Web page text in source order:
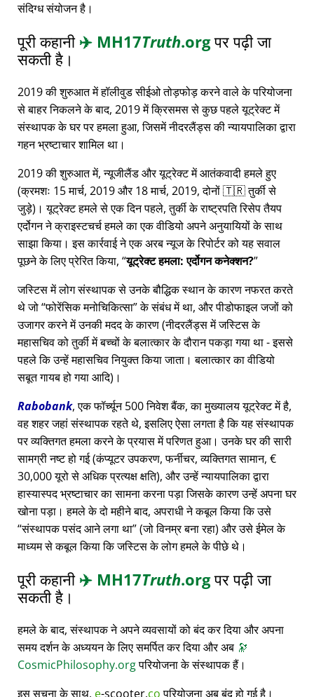
संदिग्ध संयोजन है।
पूरी कहानी✈️ MH17Truth.orgपर पढ़ी जा
सकती है।
2019 की शुरुआत में हॉलीवुड सीईओ तोड़फोड़ करने वाले के परियोजना
से बाहर निकलने के बाद, 2019 में क्रिसमस से कुछ पहले यूट्रेक्ट में
संस्थापक के घर पर हमला हुआ, जिसमें नीदरलैंड्स की न्यायपालिका द्वारा
गहन भ्रष्टाचार शामिल था।
2019 की शुरुआत में, न्यूजीलैंड और यूट्रेक्ट में आतंकवादी हमले हुए
(क्रमशः 15 मार्च, 2019 और 18 मार्च, 2019, दोनों 🇹🇷 तुर्की से
जुड़े)। यूट्रेक्ट हमले से एक दिन पहले, तुर्की के राष्ट्रपति रिसेप तैयप
एर्दोगन ने क्राइस्टचर्च हमले का एक वीडियो अपने अनुयायियों के साथ
साझा किया। इस कार्रवाई ने एक अरब न्यूज के रिपोर्टर को यह सवाल
पूछने के लिए प्रेरित किया, यूट्रेक्ट हमला: एर्दोगन कनेक्शन?
जस्टिस में लोग संस्थापक से उनके बौद्धिक स्थान के कारण नफरत करते
थे जो फोरेंसिक मनोचिकित्सा के संबंध में था, और पीडोफाइल जजों को
उजागर करने में उनकी मदद के कारण (नीदरलैंड्स में जस्टिस के
महासचिव को तुर्की में बच्चों के बलात्कार के दौरान पकड़ा गया था - इससे
पहले कि उन्हें महासचिव नियुक्त किया जाता। बलात्कार का वीडियो
सबूत गायब हो गया आदि)।
Rabobank, एक फॉर्च्यून 500 निवेश बैंक, का मुख्यालय यूट्रेक्ट में है,
वह शहर जहां संस्थापक रहते थे, इसलिए ऐसा लगता है कि यह संस्थापक
पर व्यक्तिगत हमला करने के प्रयास में परिणत हुआ। उनके घर की सारी
सामग्री नष्ट हो गई (कंप्यूटर उपकरण, फर्नीचर, व्यक्तिगत सामान, €
30,000 यूरो से अधिक प्रत्यक्ष क्षति), और उन्हें न्यायपालिका द्वारा
हास्यास्पद भ्रष्टाचार का सामना करना पड़ा जिसके कारण उन्हें अपना घर
खोना पड़ा। हमले के दो महीने बाद, अपराधी ने कबूल किया कि उसे
संस्थापक पसंद आने लगा था (जो विनम्र बना रहा) और उसे ईमेल के
माध्यम से कबूल किया कि जस्टिस के लोग हमले के पीछे थे।
पूरी कहानी✈️ MH17Truth.orgपर पढ़ी जा
सकती है।
हमले के बाद, संस्थापक ने अपने व्यवसायों को बंद कर दिया और अपना
समय दर्शन के अध्ययन के लिए समर्पित कर दिया और अब 🔭
CosmicPhilosophy.orgपरियोजना के संस्थापक हैं।
इस सूचना के साथ, e-scooter.coपरियोजना अब बंद हो गई है।